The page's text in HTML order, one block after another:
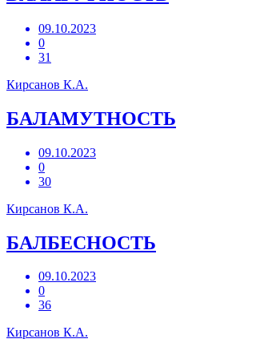
09.10.2023
0
31
Кирсанов К.А.
БАЛАМУТНОСТЬ
09.10.2023
0
30
Кирсанов К.А.
БАЛБЕСНОСТЬ
09.10.2023
0
36
Кирсанов К.А.